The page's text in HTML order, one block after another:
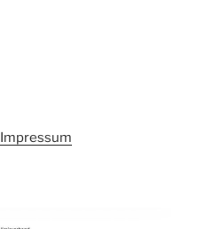
Impressum